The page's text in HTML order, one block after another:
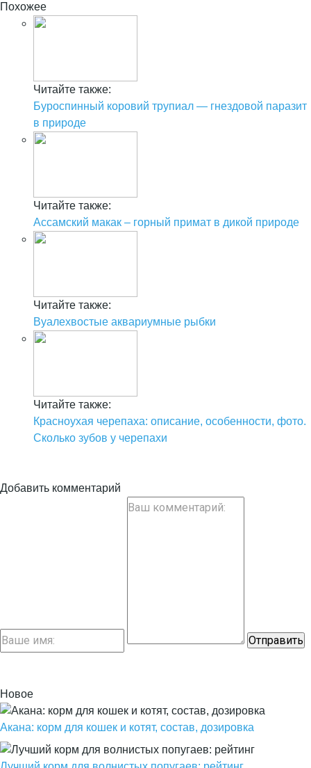
Похожее
Читайте также:
Буроспинный коровий трупиал — гнездовой паразит
в природе
Читайте также:
Ассамский макак – горный примат в дикой природе
Читайте также:
Вуалехвостые аквариумные рыбки
Читайте также:
Красноухая черепаха: описание, особенности, фото.
Сколько зубов у черепахи
Добавить комментарий
Новое
Акана: корм для кошек и котят, состав, дозировка